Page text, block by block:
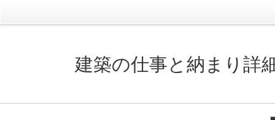
建築の仕事と納まり詳